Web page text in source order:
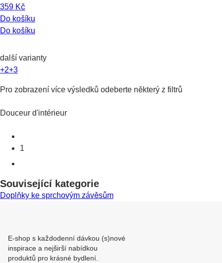
359 Kč
Do košíku
Do košíku
další varianty
+2+3
Pro zobrazení více výsledků odeberte některý z filtrů
Douceur d'intérieur
1
Související kategorie
Doplňky ke sprchovým závěsům
E-shop s každodenní dávkou (s)nové
inspirace a nejširší nabídkou
produktů pro krásné bydlení.